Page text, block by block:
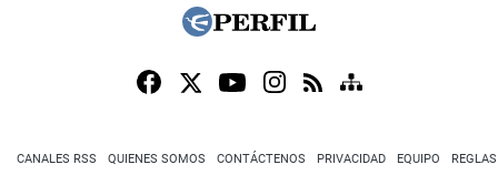
CANALES RSS QUIENES SOMOS CONTÁCTENOS PRIVACIDAD EQUIPO